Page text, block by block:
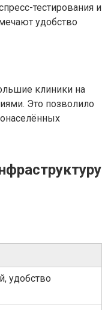
тестирования и
удобство
клиники на
Это позволило
удобство